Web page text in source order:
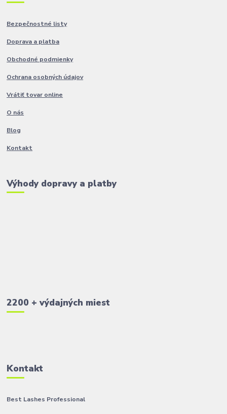
Bezpečnostné listy
Doprava a platba
Obchodné podmienky
Ochrana osobných údajov
Vrátiť tovar online
O nás
Blog
Kontakt
Výhody dopravy a platby
2200 + výdajných miest
Kontakt
Best Lashes Professional